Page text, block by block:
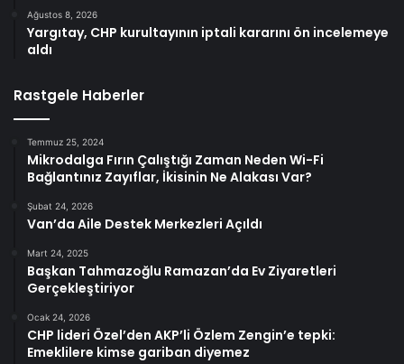
Ağustos 8, 2026
Yargıtay, CHP kurultayının iptali kararını ön incelemeye
aldı
Rastgele Haberler
Temmuz 25, 2024
Mikrodalga Fırın Çalıştığı Zaman Neden Wi-Fi
Bağlantınız Zayıflar, İkisinin Ne Alakası Var?
Şubat 24, 2026
Van’da Aile Destek Merkezleri Açıldı
Mart 24, 2025
Başkan Tahmazoğlu Ramazan’da Ev Ziyaretleri
Gerçekleştiriyor
Ocak 24, 2026
CHP lideri Özel’den AKP’li Özlem Zengin’e tepki:
Emeklilere kimse gariban diyemez